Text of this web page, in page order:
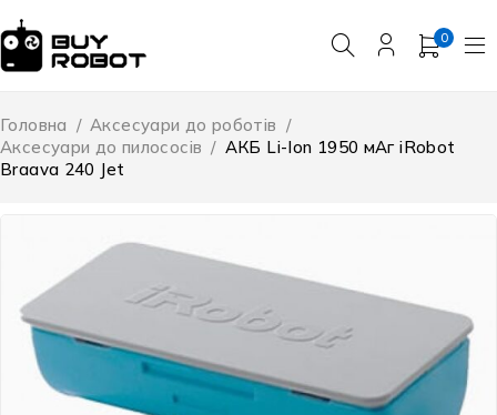
0
Головна / Аксесуари до роботів /
Аксесуари до пилососів / АКБ Li-Ion 1950 мАг iRobot
Braava 240 Jet